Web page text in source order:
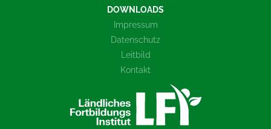
DOWNLOADS
Impressum
Datenschutz
Leitbild
Kontakt